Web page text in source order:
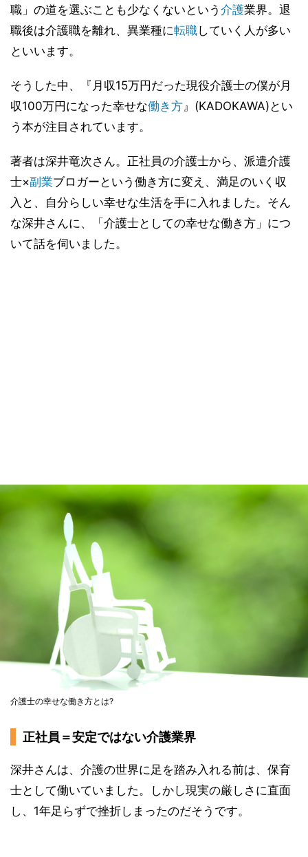
職」の道を選ぶことも少なくないという 介護業界。退
職後は介護職を離れ、異業種に転職していく人が多い
といいます。
そうした中、『月収15万円だった現役介護士の僕が月
収100万円になった幸せな働き方』(KADOKAWA)とい
う本が注目されています。
著者は深井竜次さん。正社員の介護士から、派遣介護
士×副業ブロガーという働き方に変え、満足のいく収
入と、自分らしい幸せな生活を手に入れました。そん
な深井さんに、「介護士としての幸せな働き方」につ
いて話を伺いました。
介護士の幸せな働き方とは?
正社員＝安定ではない介護業界
深井さんは、介護の世界に足を踏み入れる前は、保育
士として働いていました。しかし現実の厳しさに直面
し、1年足らずで挫折しまったのだそうです。